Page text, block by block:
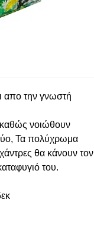
απο την γνωστή
νοιώθουν
Τα πολύχρωμα
θα κάνουν τον
του.